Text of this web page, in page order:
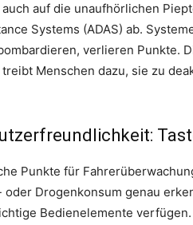
auf die unaufhörlichen
Systems (ADAS) ab.
verlieren Punkte.
Menschen dazu, sie zu
Punkte für
Drogenkonsum genau
Bedienelemente